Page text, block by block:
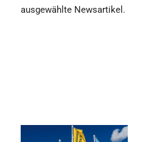
ausgewählte Newsartikel.